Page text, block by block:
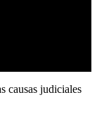
causas judiciales